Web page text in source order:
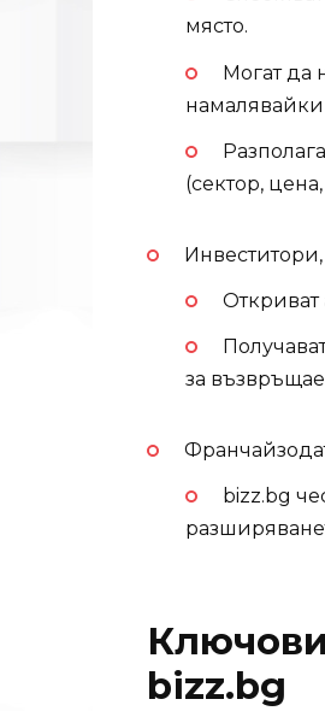
място.
Могат да
намалявайки
(сектор,
Откриват
за
bizz.bg
bizz.bg